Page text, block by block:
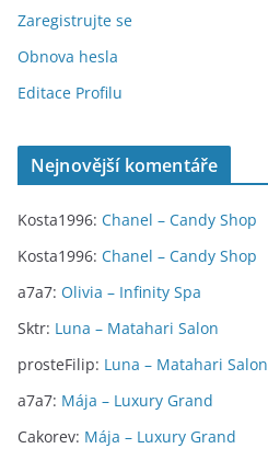
Zaregistrujte se
Obnova hesla
Editace Profilu
Nejnovější komentáře
Kosta1996: Chanel – Candy Shop
Kosta1996: Chanel – Candy Shop
a7a7: Olivia – Infinity Spa
Sktr: Luna – Matahari Salon
prosteFilip: Luna – Matahari Salon
a7a7: Mája – Luxury Grand
Cakorev: Mája – Luxury Grand